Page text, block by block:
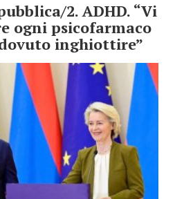
2. ADHD. “Vi
ogni psicofarmaco
inghiottire”